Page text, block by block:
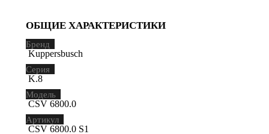
ОБЩИЕ ХАРАКТЕРИСТИКИ
Бренд
Kuppersbusch
Серия
K.8
Модель
CSV 6800.0
Артикул
CSV 6800.0 S1